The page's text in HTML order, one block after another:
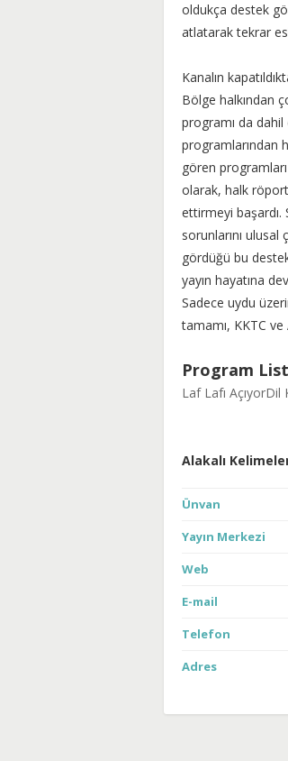
oldukça destek
atlatarak tekrar
Kanalın
Bölge halkından
programı da
programlarından
gören
olarak, halk
ettirmeyi başardı.
sorunlarını
gördüğü bu
yayın hayatına
Sadece uydu
tamamı, KKTC
Program
Laf Lafı AçıyorDil
Alakalı
Ünvan
Yayın Merkezi
Web
E-mail
Telefon
Adres